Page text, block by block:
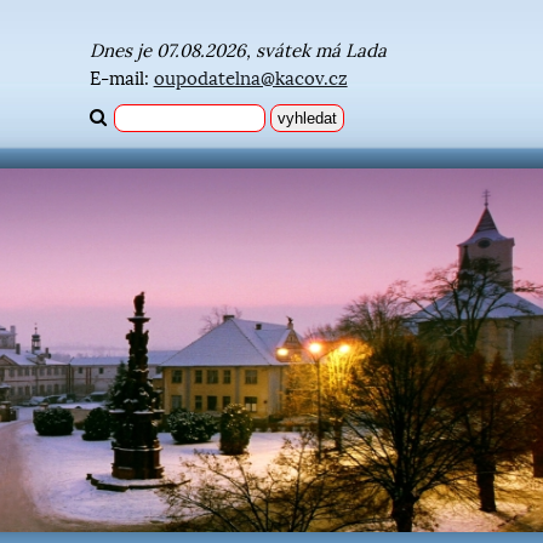
Dnes je 07.08.2026, svátek má Lada
E-mail: oupodatelna@kacov.cz